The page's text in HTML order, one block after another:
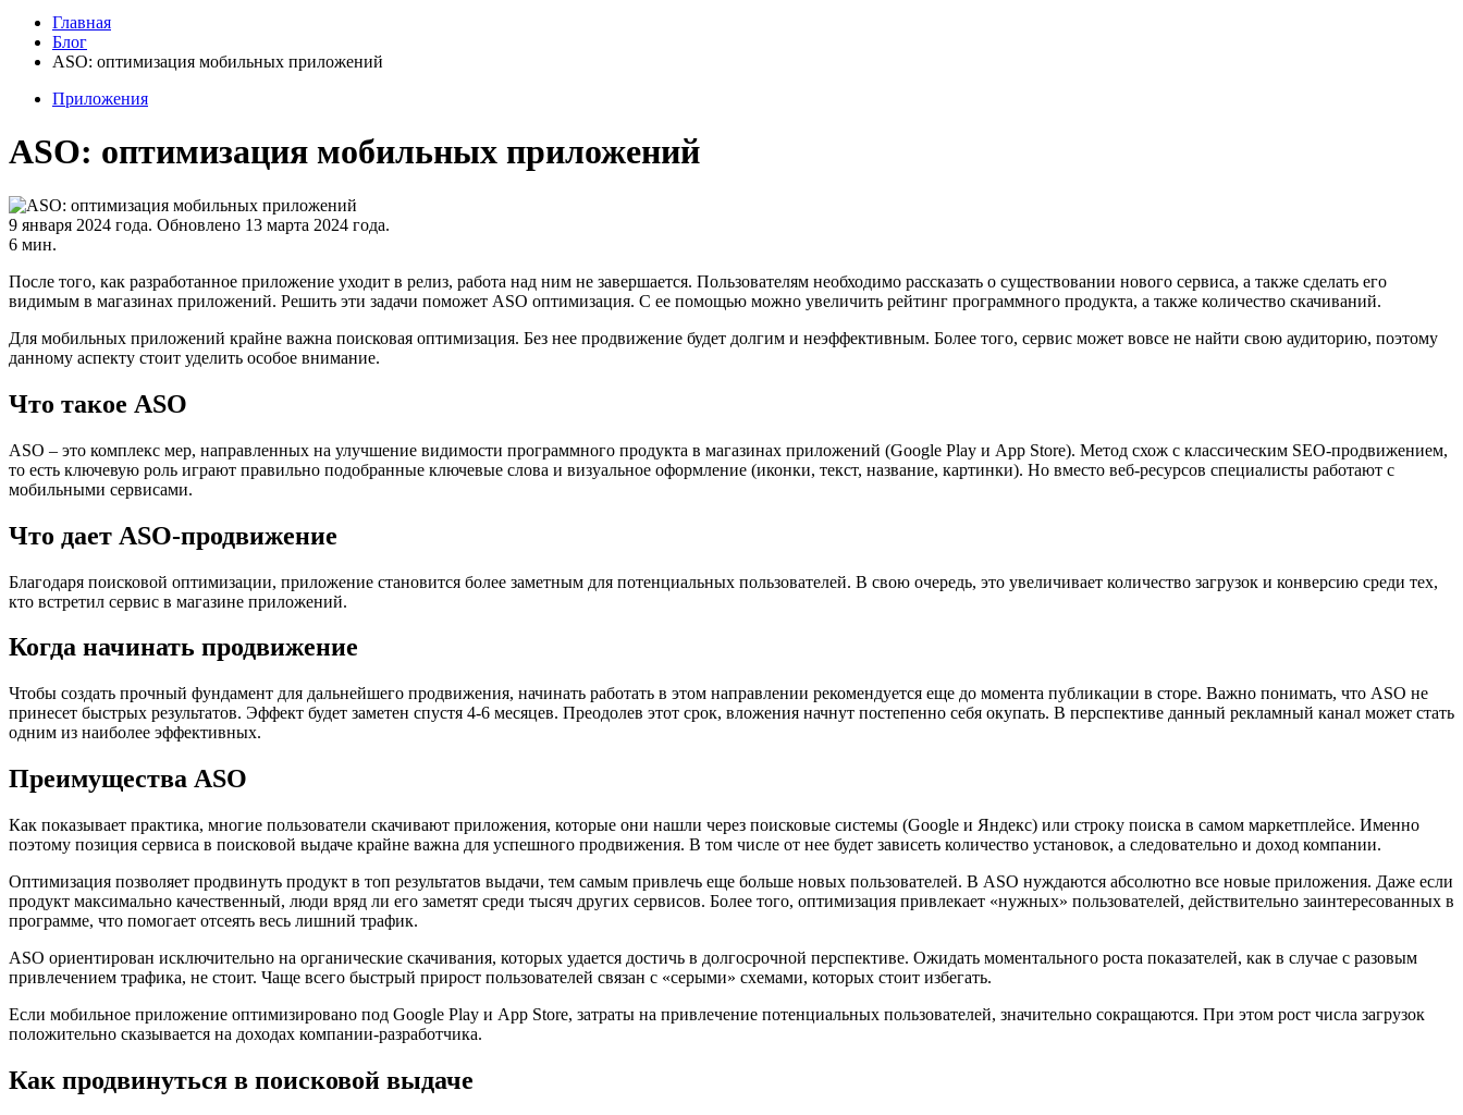
Главная
Блог
ASO: оптимизация мобильных приложений
Приложения
ASO: оптимизация мобильных приложений
9 января 2024 года. Обновлено 13 марта 2024 года.
6 мин.
После того, как разработанное приложение уходит в релиз, работа над ним не завершается. Пользователям необходимо рассказать о существовании нового сервиса, а также сделать его
видимым в магазинах приложений. Решить эти задачи поможет ASO оптимизация. С ее помощью можно увеличить рейтинг программного продукта, а также количество скачиваний.
Для мобильных приложений крайне важна поисковая оптимизация. Без нее продвижение будет долгим и неэффективным. Более того, сервис может вовсе не найти свою аудиторию, поэтому
данному аспекту стоит уделить особое внимание.
Что такое ASO
ASO – это комплекс мер, направленных на улучшение видимости программного продукта в магазинах приложений (Google Play и App Store). Метод схож с классическим SEO-продвижением,
то есть ключевую роль играют правильно подобранные ключевые слова и визуальное оформление (иконки, текст, название, картинки). Но вместо веб-ресурсов специалисты работают с
мобильными сервисами.
Что дает ASO-продвижение
Благодаря поисковой оптимизации, приложение становится более заметным для потенциальных пользователей. В свою очередь, это увеличивает количество загрузок и конверсию среди тех,
кто встретил сервис в магазине приложений.
Когда начинать продвижение
Чтобы создать прочный фундамент для дальнейшего продвижения, начинать работать в этом направлении рекомендуется еще до момента публикации в сторе. Важно понимать, что ASO не
принесет быстрых результатов. Эффект будет заметен спустя 4-6 месяцев. Преодолев этот срок, вложения начнут постепенно себя окупать. В перспективе данный рекламный канал может стать
одним из наиболее эффективных.
Преимущества ASO
Как показывает практика, многие пользователи скачивают приложения, которые они нашли через поисковые системы (Google и Яндекс) или строку поиска в самом маркетплейсе. Именно
поэтому позиция сервиса в поисковой выдаче крайне важна для успешного продвижения. В том числе от нее будет зависеть количество установок, а следовательно и доход компании.
Оптимизация позволяет продвинуть продукт в топ результатов выдачи, тем самым привлечь еще больше новых пользователей. В ASO нуждаются абсолютно все новые приложения. Даже если
продукт максимально качественный, люди вряд ли его заметят среди тысяч других сервисов. Более того, оптимизация привлекает «нужных» пользователей, действительно заинтересованных в
программе, что помогает отсеять весь лишний трафик.
ASO ориентирован исключительно на органические скачивания, которых удается достичь в долгосрочной перспективе. Ожидать моментального роста показателей, как в случае с разовым
привлечением трафика, не стоит. Чаще всего быстрый прирост пользователей связан с «серыми» схемами, которых стоит избегать.
Если мобильное приложение оптимизировано под Google Play и App Store, затраты на привлечение потенциальных пользователей, значительно сокращаются. При этом рост числа загрузок
положительно сказывается на доходах компании-разработчика.
Как продвинуться в поисковой выдаче